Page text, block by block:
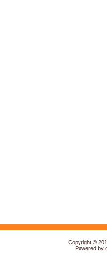
Copyright ©
Powered by